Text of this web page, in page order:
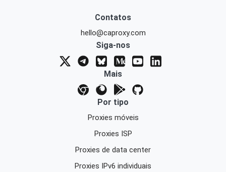
Contatos
hello@caproxy.com
Siga-nos
Mais
Por tipo
Proxies móveis
Proxies ISP
Proxies de data center
Proxies IPv6 individuais